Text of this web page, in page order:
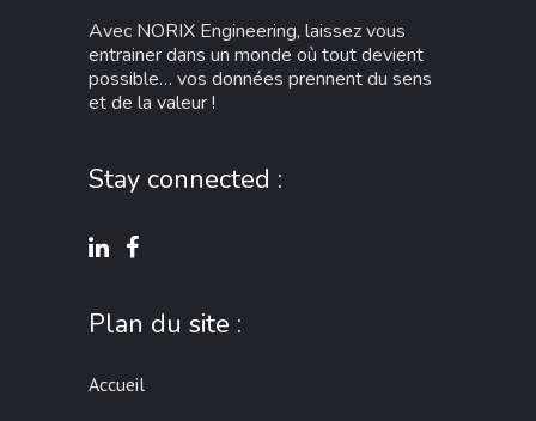
Avec NORIX Engineering, laissez vous
entrainer dans un monde où tout devient
possible… vos données prennent du sens
et de la valeur !
Stay connected :
Plan du site :
Accueil